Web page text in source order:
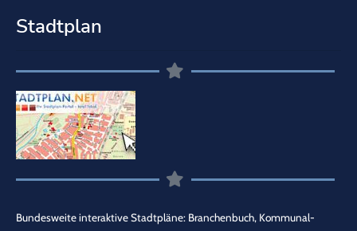
Stadtplan
Bundesweite interaktive Stadtpläne: Branchenbuch, Kommunal-